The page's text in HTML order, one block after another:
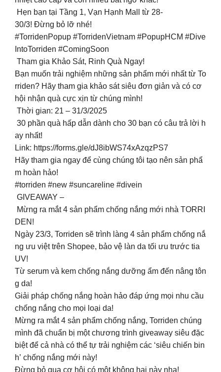
Hẹn bạn tại Tầng 1, Vạn Hạnh Mall từ 28-
30/3! Đừng bỏ lỡ nhé!
#TorridenPopup #TorridenVietnam #PopupHCM #Dive
IntoTorriden #ComingSoon
Tham gia Khảo Sát, Rinh Quà Ngay!
Bạn muốn trải nghiệm những sản phẩm mới nhất từ To
rriden? Hãy tham gia khảo sát siêu đơn giản và có cơ
hội nhận quà cực xịn từ chúng mình!
Thời gian: 21 – 31/3/2025
30 phần quà hấp dẫn dành cho 30 bạn có câu trả lời h
ay nhất!
Link: https://forms.gle/dJ8ibWS74xAzqzPS7
Hãy tham gia ngay để cùng chúng tôi tạo nên sản phẩ
m hoàn hảo!
#torriden #new #suncareline #divein
GIVEAWAY –
Mừng ra mắt 4 sản phẩm chống nắng mới nhà TORRI
DEN! ️
Ngày 23/3, Torriden sẽ trình làng 4 sản phẩm chống nắ
ng ưu việt trên Shopee, bảo vệ làn da tối ưu trước tia
UV!
Từ serum và kem chống nắng dưỡng ẩm đến nâng tôn
g da!
Giải pháp chống nắng hoàn hảo đáp ứng mọi nhu cầu
chống nắng cho mọi loại da!
Mừng ra mắt 4 sản phẩm chống nắng, Torriden chúng
mình đã chuẩn bị một chương trình giveaway siêu đặc
biệt để cả nhà có thể tự trải nghiệm các ‘siêu chiến bin
h’ chống nắng mới này!
Đừng bỏ qua cơ hội có một không hai này nha!